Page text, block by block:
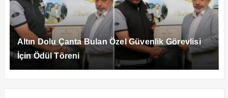
Altın Dolu Çanta Bulan Özel Güvenlik Görevlisi
İçin Ödül Töreni